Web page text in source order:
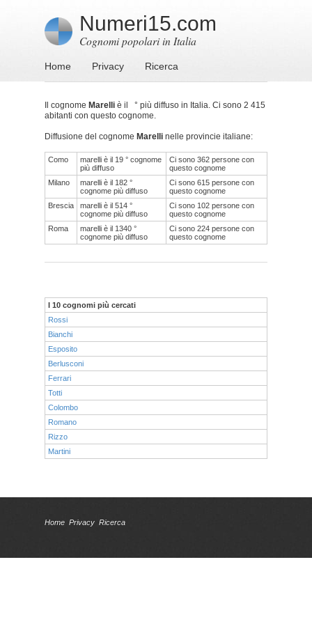
Numeri15.com
Cognomi popolari in Italia
Home Privacy Ricerca
Il cognome Marelli è il ° più diffuso in Italia. Ci sono 2 415
abitanti con questo cognome.
Diffusione del cognome Marelli nelle provincie italiane:
Como
marelli è il 19 ° cognome
più diffuso
Ci sono 362 persone con
questo cognome
Milano
marelli è il 182 °
cognome più diffuso
Ci sono 615 persone con
questo cognome
Brescia
marelli è il 514 °
cognome più diffuso
Ci sono 102 persone con
questo cognome
Roma
marelli è il 1340 °
cognome più diffuso
Ci sono 224 persone con
questo cognome
I 10 cognomi più cercati
Rossi
Bianchi
Esposito
Berlusconi
Ferrari
Totti
Colombo
Romano
Rizzo
Martini
Home Privacy Ricerca